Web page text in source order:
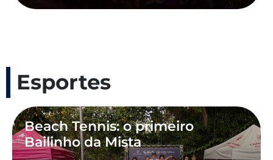
Esportes
Beach Tennis: o primeiro
Bailinho da Mista